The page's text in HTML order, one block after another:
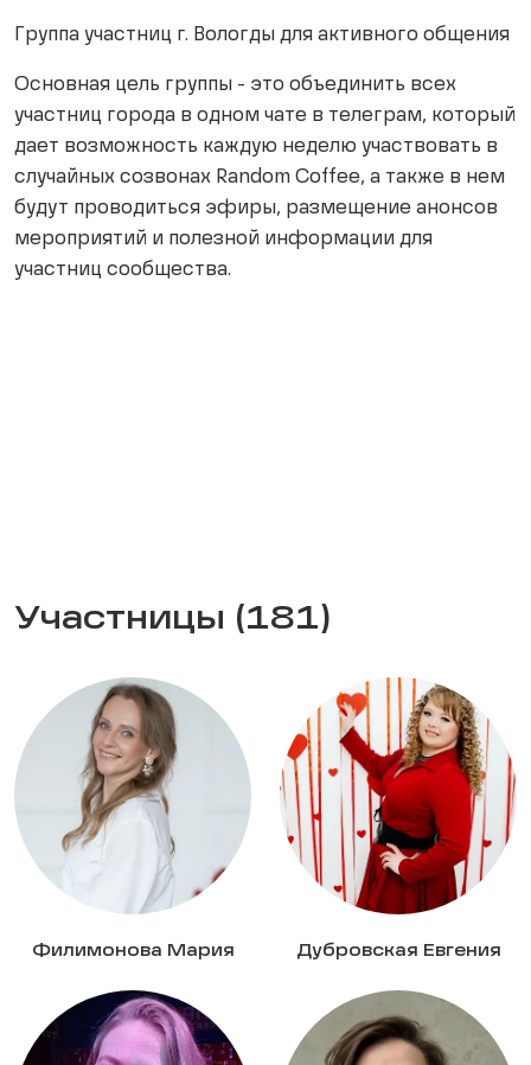
Группа участниц г. Вологды для активного общения
Основная цель группы - это объединить всех
участниц города в одном чате в телеграм, который
дает возможность каждую неделю участвовать в
случайных созвонах Random Coffee, а также в нем
будут проводиться эфиры, размещение анонсов
мероприятий и полезной информации для
участниц сообщества.
Участницы (181)
Филимонова Мария Дубровская Евгения